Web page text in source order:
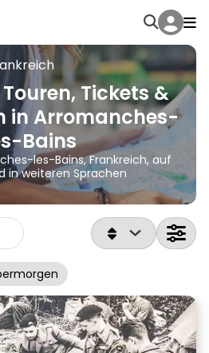
Tickets &
in Arromanches-
Bains
les-Bains, Frankreich, auf
in weiteren Sprachen